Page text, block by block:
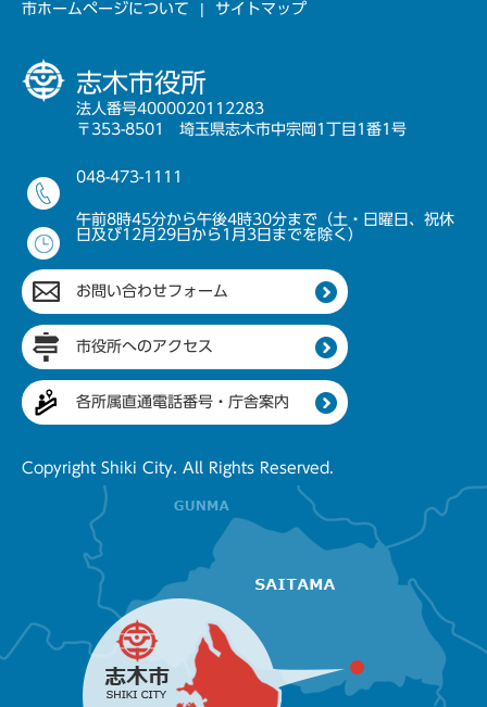
市ホームページについて サイトマップ
志木市役所
法人番号4000020112283
〒353-8501 埼玉県志木市中宗岡1丁目1番1号
048-473-1111
午前8時45分から午後4時30分まで（土・日曜日、祝休
日及び12月29日から1月3日までを除く）
お問い合わせフォーム
市役所へのアクセス
各所属直通電話番号・庁舎案内
Copyright Shiki City. All Rights Reserved.